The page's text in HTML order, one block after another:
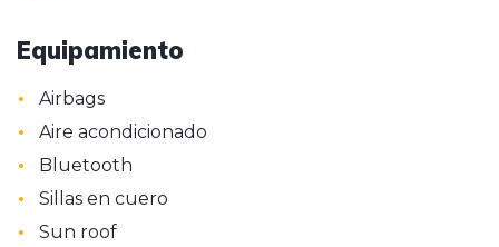
Equipamiento
• Airbags
• Aire acondicionado
• Bluetooth
• Sillas en cuero
• Sun roof